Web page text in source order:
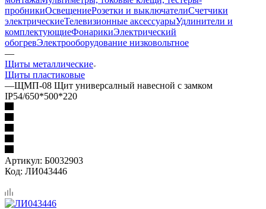
пробникиОсвещениеРозетки и выключателиСчетчики
электрическиеТелевизионные аксессуарыУдлинители и
комплектующиеФонарикиЭлектрический
обогревЭлектрооборудование низковольтное
—
Щиты металлические
Щиты пластиковые
—ЩМП-08 Щит универсалный навесной с замком
IP54/650*500*220
Артикул: Б0032903
Код: ЛИ043446